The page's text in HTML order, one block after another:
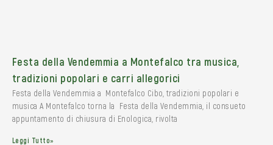
Festa della Vendemmia a Montefalco tra musica,
tradizioni popolari e carri allegorici
Festa della Vendemmia a Montefalco Cibo, tradizioni popolari e
musica A Montefalco torna la Festa della Vendemmia, il consueto
appuntamento di chiusura di Enologica, rivolta
Leggi Tutto»